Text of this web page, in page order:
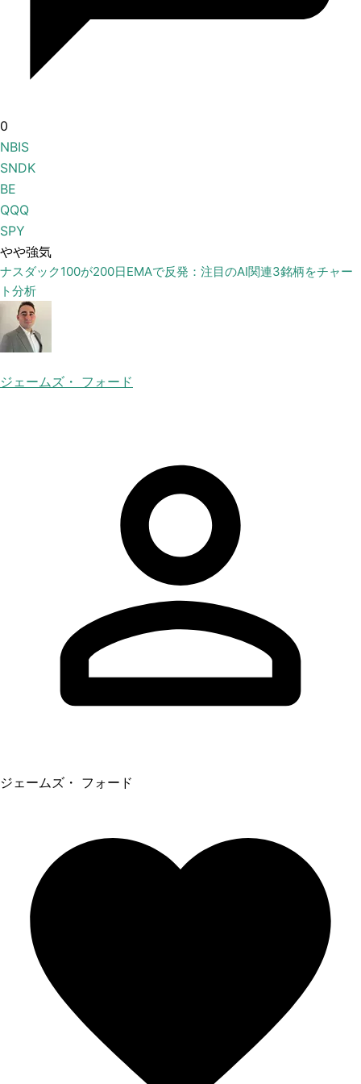
0
NBIS
SNDK
BE
QQQ
SPY
やや強気
ナスダック100が200日EMAで反発：注目のAI関連3銘柄をチャー
ト分析
ジェームズ・ フォード
ジェームズ・ フォード